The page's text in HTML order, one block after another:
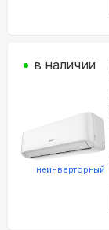
неинверторный
в наличии